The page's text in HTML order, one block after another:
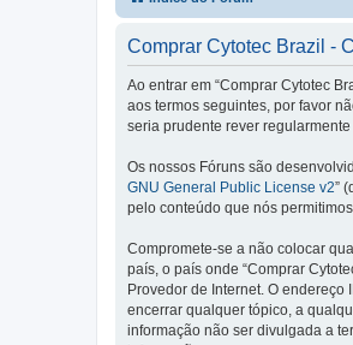
Comprar Cytotec Brazil -
Ao entrar em “Comprar Cytotec
aos termos seguintes, por favor
seria prudente rever
Os nossos Fóruns são
GNU General Public License v2”
pelo conteúdo que nós
Compromete-se a não colocar
país, o país onde “Comprar
Provedor de Internet. O endereço
encerrar qualquer tópico, a
informação não ser divulgada a